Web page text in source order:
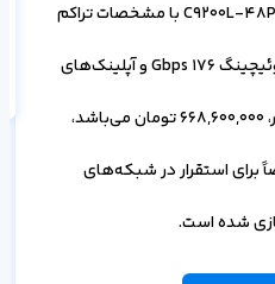
قیمت سوئیچ سیسکو C9200L-48P-4X-E با مشخصات تراکم
پورت 48x 1G PoE+، ظرفیت سوئیچینگ 176 Gbps و آپلینک‌های
668,600,000تومان می‌باشد،
استقرار در شبکه‌های